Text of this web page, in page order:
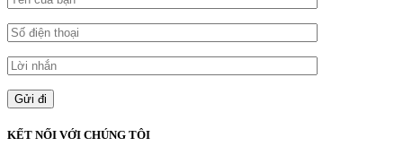
KẾT NỐI VỚI CHÚNG TÔI